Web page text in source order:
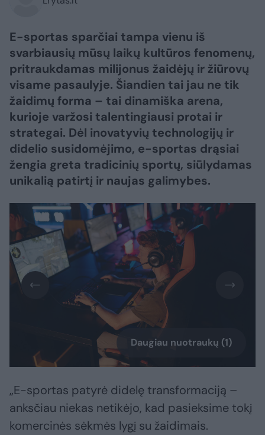
E-sportas sparčiai tampa vienu iš
svarbiausių mūsų laikų kultūros fenomenų,
pritraukdamas milijonus žaidėjų ir žiūrovų
visame pasaulyje. Šiandien tai jau ne tik
žaidimų forma – tai dinamiška arena,
kurioje varžosi talentingiausi protai ir
strategai. Dėl inovatyvių technologijų ir
didelio susidomėjimo, e-sportas drąsiai
žengia greta tradicinių sportų, siūlydamas
unikalią patirtį ir naujas galimybes.
Daugiau nuotraukų (1)
„E-sportas patyrė didelę transformaciją –
anksčiau niekas netikėjo, kad pasieksime tokį
komercinės sėkmės lygį su žaidimais.